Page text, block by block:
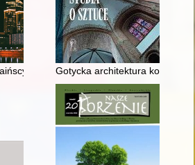
w MisionesGotycka architektura korpusu